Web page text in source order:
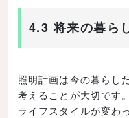
4.3 将来の暮ら
照明計画は今の暮らし
考えることが大切です
ライフスタイルが変わ